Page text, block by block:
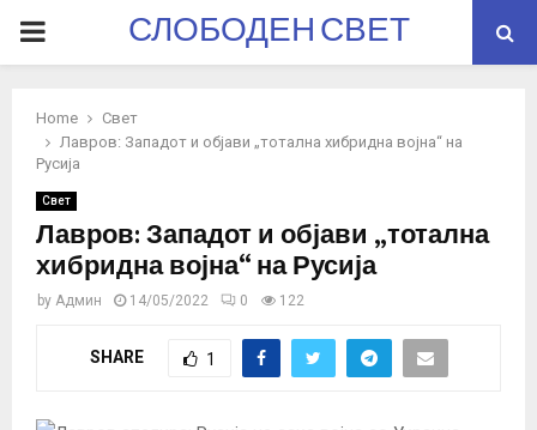
PRIMARYСЛОБОДЕН СВЕТ
Home
Свет
Лавров: Западот и објави „тотална хибридна војна“ на
Русија
Свет
Лавров: Западот и објави „тотална
хибридна војна“ на Русија
by Админ 14/05/2022 0 122
SHARE 1